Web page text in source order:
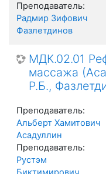
Преподаватель:
Радмир Зифович
Фазлетдинов
МДК.02.01
массажа
Р.Б.,
Преподаватель:
Альберт Хамитович
Асадуллин
Преподаватель:
Рустэм